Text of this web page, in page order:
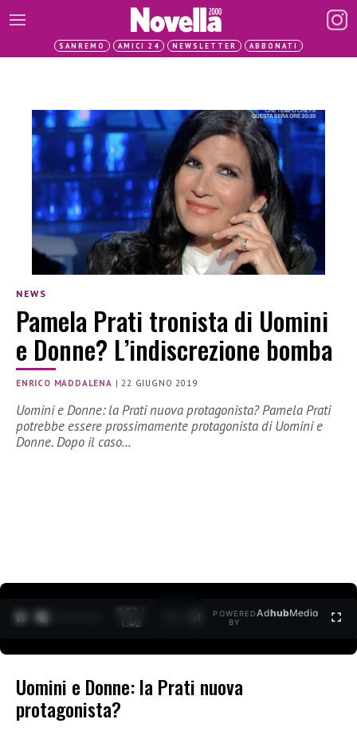
SANREMO AMICI 24 NEWSLETTER ABBONATI
NEWS
Pamela Prati tronista di Uomini
e Donne? L’indiscrezione bomba
ENRICO MADDALENA |22 GIUGNO 2019
Uomini e Donne: la Prati nuova protagonista? Pamela Prati
potrebbe essere prossimamente protagonista di Uomini e
Donne. Dopo il caso…
0:27 /
1:40
POWERED
BY
AdhubMedia
Uomini e Donne: la Prati nuova
protagonista?